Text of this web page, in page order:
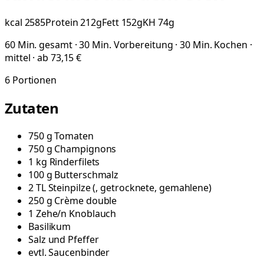
kcal 2585Protein212gFett 152gKH 74g
60 Min. gesamt · 30 Min. Vorbereitung · 30 Min. Kochen ·
mittel · ab 73,15 €
6 Portionen
Zutaten
750gTomaten
750g Champignons
1 kg Rinderfilets
100g Butterschmalz
2TLSteinpilze(, getrocknete, gemahlene)
250g Crème double
1 Zehe/n Knoblauch
Basilikum
Salz und Pfeffer
evtl.Saucenbinder